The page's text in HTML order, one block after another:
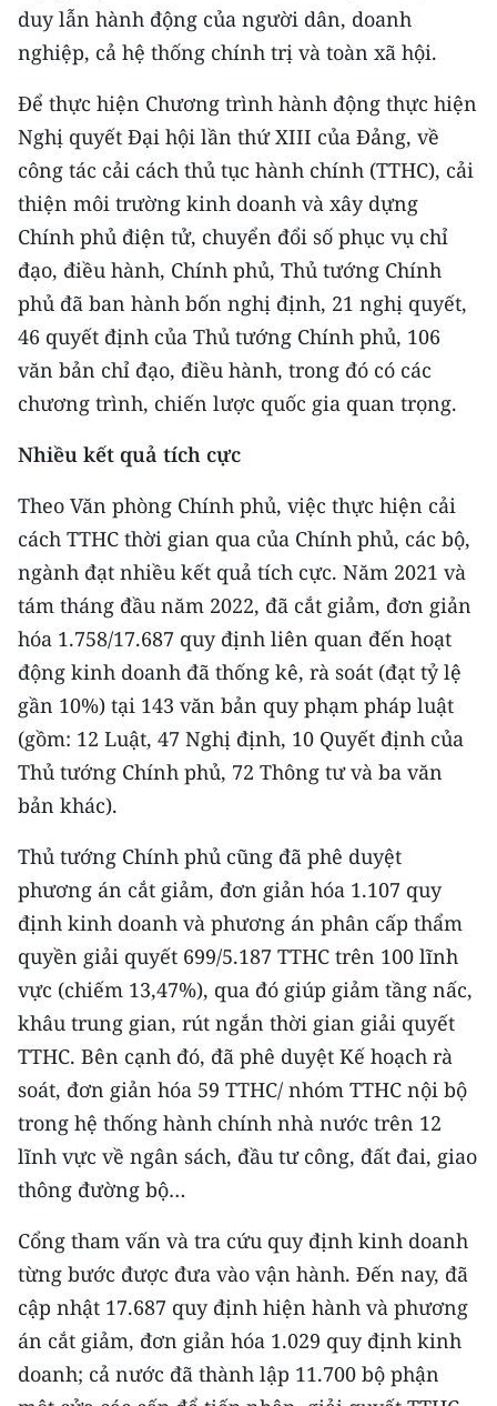
RADIO
E-Magazine
Video
Media Chính trị
Media Kinh tế
Media Văn hóa
Media Xã hội
Media Thế giới
Media Thể thao
Media Giáo dục
Media Y tế
Media Khoa học - Công nghệ
Media Môi trường
Ảnh
Infographic
TIN MỚI
TIN ĐỊA PHƯƠNG
Trung du và miền núi phía Bắc
Đồng bằng sông Hồng
Bắc Trung Bộ
Duyên hải Nam Trung Bộ và Tây
Đông Nam Bộ
Đồng bằng sông Cửu Long
Chuyên trang Hà Nội
duy lẫn hành động của người dân, doanh
nghiệp, cả hệ thống chính trị và toàn xã hội.
Để thực hiện Chương trình hành động thực hiện
Nghị quyết Đại hội lần thứ XIII của Đảng, về
công tác cải cách thủ tục hành chính (TTHC), cải
thiện môi trường kinh doanh và xây dựng
Chính phủ điện tử, chuyển đổi số phục vụ chỉ
đạo, điều hành, Chính phủ, Thủ tướng Chính
phủ đã ban hành bốn nghị định, 21 nghị quyết,
46 quyết định của Thủ tướng Chính phủ, 106
văn bản chỉ đạo, điều hành, trong đó có các
chương trình, chiến lược quốc gia quan trọng.
Nhiều kết quả tích cực
Theo Văn phòng Chính phủ, việc thực hiện cải
cách TTHC thời gian qua của Chính phủ, các bộ,
ngành đạt nhiều kết quả tích cực. Năm 2021 và
tám tháng đầu năm 2022, đã cắt giảm, đơn giản
hóa 1.758/17.687 quy định liên quan đến hoạt
động kinh doanh đã thống kê, rà soát (đạt tỷ lệ
gần 10%) tại 143 văn bản quy phạm pháp luật
(gồm: 12 Luật, 47 Nghị định, 10 Quyết định của
Thủ tướng Chính phủ, 72 Thông tư và ba văn
bản khác).
Thủ tướng Chính phủ cũng đã phê duyệt
phương án cắt giảm, đơn giản hóa 1.107 quy
định kinh doanh và phương án phân cấp thẩm
quyền giải quyết 699/5.187 TTHC trên 100 lĩnh
vực (chiếm 13,47%), qua đó giúp giảm tầng nấc,
khâu trung gian, rút ngắn thời gian giải quyết
TTHC. Bên cạnh đó, đã phê duyệt Kế hoạch rà
soát, đơn giản hóa 59 TTHC/ nhóm TTHC nội bộ
trong hệ thống hành chính nhà nước trên 12
lĩnh vực về ngân sách, đầu tư công, đất đai, giao
thông đường bộ…
Cổng tham vấn và tra cứu quy định kinh doanh
từng bước được đưa vào vận hành. Đến nay, đã
cập nhật 17.687 quy định hiện hành và phương
án cắt giảm, đơn giản hóa 1.029 quy định kinh
doanh; cả nước đã thành lập 11.700 bộ phận